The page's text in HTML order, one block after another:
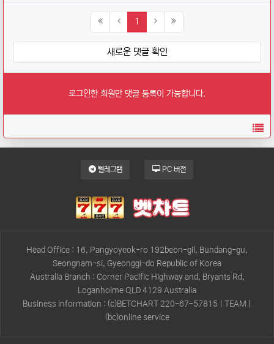
1 (current)
새로운 댓글 확인
로그인한 회원만 댓글 등록이 가능합니다.
목
텔레그램 PC 버전
Head Office : 16, Pangyoyeok-ro 192beon-gil, Bundang-gu,
Seongnam-si, Gyeonggi-do Republic of Korea
Australia Branch : Corner Pacific Highway and, Bryants Rd,
Loganholme QLD 4129 Australia
Business information : (c)BETCHART 220-67-57815 | TEAM |
(bc)online service